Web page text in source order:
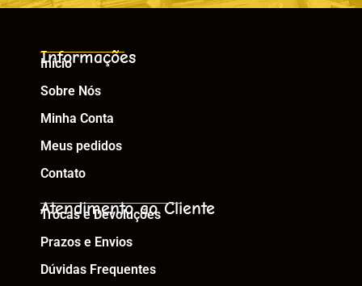
Informações
Início
Sobre Nós
Minha Conta
Meus pedidos
Contato
Atendimento ao Cliente
Trocas e Devoluções
Prazos e Envios
Dúvidas Frequentes